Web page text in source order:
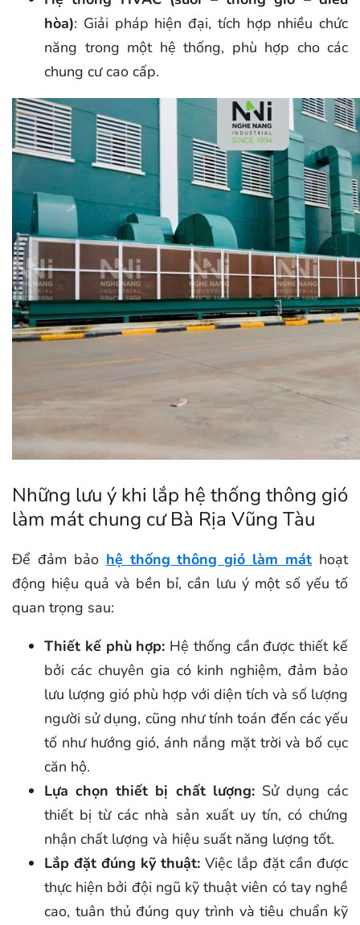
hòa): Giải pháp hiện đại, tích hợp nhiều chức
năng trong một hệ thống, phù hợp cho các
chung cư cao cấp.
Những lưu ý khi lắp hệ thống thông gió
làm mát chung cư Bà Rịa Vũng Tàu
Để đảm bảo hệ thống thông gió làm mát hoạt
động hiệu quả và bền bỉ, cần lưu ý một số yếu tố
quan trọng sau:
Thiết kế phù hợp: Hệ thống cần được thiết kế
bởi các chuyên gia có kinh nghiệm, đảm bảo
lưu lượng gió phù hợp với diện tích và số lượng
người sử dụng, cũng như tính toán đến các yếu
tố như hướng gió, ánh nắng mặt trời và bố cục
căn hộ.
Lựa chọn thiết bị chất lượng:Sử dụng các
thiết bị từ các nhà sản xuất uy tín, có chứng
nhận chất lượng và hiệu suất năng lượng tốt.
Lắp đặt đúng kỹ thuật: Việc lắp đặt cần được
thực hiện bởi đội ngũ kỹ thuật viên có tay nghề
cao, tuân thủ đúng quy trình và tiêu chuẩn kỹ